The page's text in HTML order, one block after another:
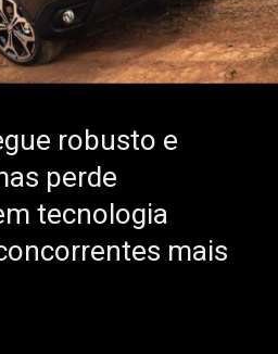
robusto e
perde
tecnologia
mais
robusto e
perde
tecnologia
mais